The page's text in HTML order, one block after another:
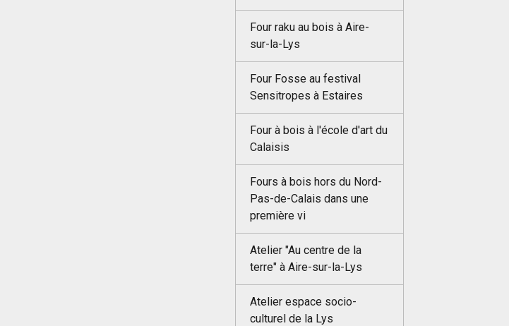
Four raku au bois à Aire-
sur-la-Lys
Four Fosse au festival
Sensitropes à Estaires
Four à bois à l'école d'art du
Calaisis
Fours à bois hors du Nord-
Pas-de-Calais dans une
première vi
Atelier "Au centre de la
terre" à Aire-sur-la-Lys
Atelier espace socio-
culturel de la Lys